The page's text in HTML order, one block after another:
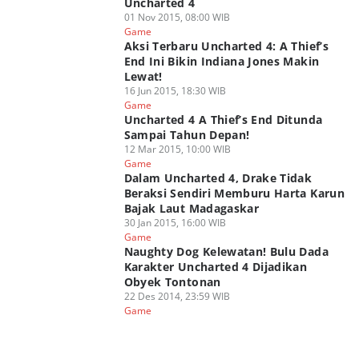
01 Nov 2015, 08:00 WIB
Game
Aksi Terbaru Uncharted 4: A Thief’s
End Ini Bikin Indiana Jones Makin
Lewat!
16 Jun 2015, 18:30 WIB
Game
Uncharted 4 A Thief’s End Ditunda
Sampai Tahun Depan!
12 Mar 2015, 10:00 WIB
Game
Dalam Uncharted 4, Drake Tidak
Beraksi Sendiri Memburu Harta Karun
Bajak Laut Madagaskar
30 Jan 2015, 16:00 WIB
Game
Naughty Dog Kelewatan! Bulu Dada
Karakter Uncharted 4 Dijadikan
Obyek Tontonan
22 Des 2014, 23:59 WIB
Game